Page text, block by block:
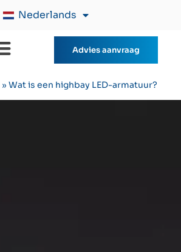
Nederlands
Advies aanvraag
» Wat is een highbay LED-armatuur?